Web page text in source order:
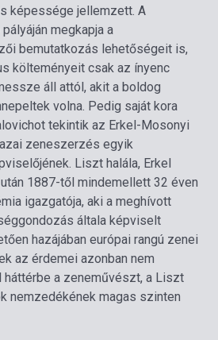
képessége jellemzett. A
megkapja a
bemutatkozás lehetőségeit is,
költeményeit csak az ínyenc
áll attól, akit a boldog
volna. Pedig saját kora
tekintik az Erkel-Mosonyi
zeneszerzés egyik
Liszt halála, Erkel
1887-től mindemellett 32 éven
igazgatója, aki a meghívott
általa képviselt
hazájában európai rangú zenei
az érdemei azonban nem
a zeneművészt, a Liszt
nemzedékének magas szinten